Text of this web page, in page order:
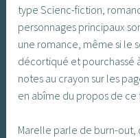
type Scienc-fiction,
personnages principaux
une romance, même si le
décortiqué et pourchassé
notes au crayon sur les
en abîme du propos de ce
Marelle parle de burn-out,